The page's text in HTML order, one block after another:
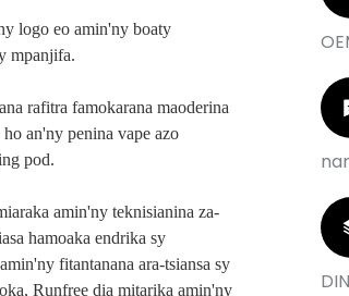
logo eo amin'ny boaty
mpanjifa.
rafitra famokarana maoderina
an'ny penina vape azo
pod.
amin'ny teknisianina za-
hamoaka endrika sy
fitantanana ara-tsiansa sy
Runfree dia mitarika amin'ny
Jereo ny tetikasanay manokana